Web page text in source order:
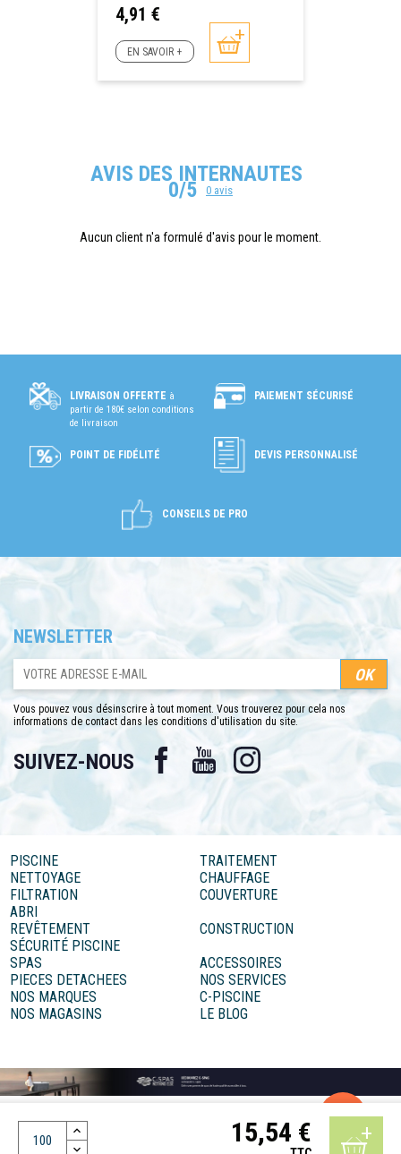
15,54 €
Prix
4,91 €
EN SAVOIR +
AVIS DES INTERNAUTES
0/5 0 avis
Aucun client n'a formulé d'avis pour le moment.
LIVRAISON OFFERTE à
partir de 180€ selon conditions
de livraison
PAIEMENT SÉCURISÉ
POINT DE FIDÉLITÉ DEVIS PERSONNALISÉ
CONSEILS DE PRO
NEWSLETTER
Vous pouvez vous désinscrire à tout moment. Vous trouverez pour cela nos
informations de contact dans les conditions d'utilisation du site.
SUIVEZ-NOUS Facebook YouTube Instagram
PISCINE
TRAITEMENT
NETTOYAGE
CHAUFFAGE
FILTRATION
COUVERTURE
ABRI
REVÊTEMENT
CONSTRUCTION
SÉCURITÉ PISCINE
SPAS
ACCESSOIRES
PIECES DETACHEES
NOS SERVICES
NOS MARQUES
C-PISCINE
NOS MAGASINS
LE BLOG
Mentions légales
Conditions générales de vente
Données personnelles
Réalisation MOTION4EVER